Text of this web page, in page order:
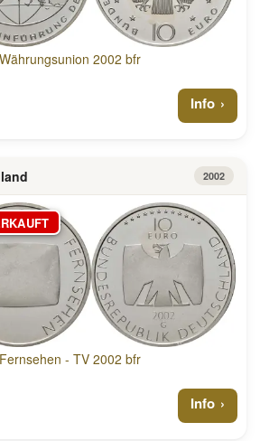
2002 bfr
Info
2002
- TV 2002 bfr
Info